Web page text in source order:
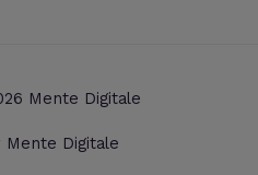
Mente Digitale
Mente Digitale